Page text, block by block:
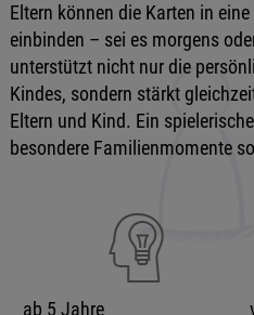
Eltern können die Karten in
einbinden – sei es morgens
unterstützt nicht nur die
Kindes, sondern stärkt
Eltern und Kind. Ein
besondere Familienmomente
ab 5 Jahre